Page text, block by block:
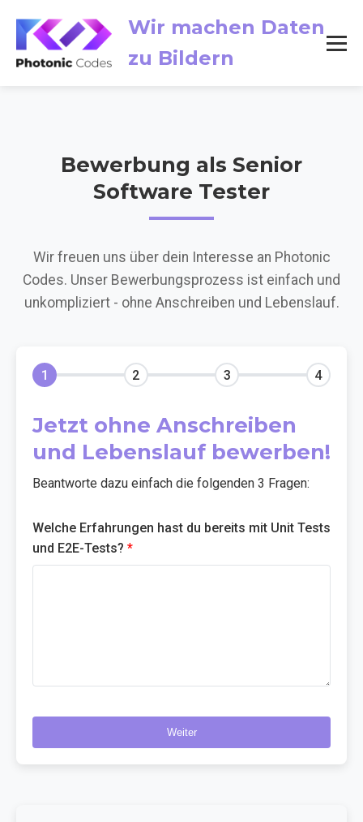
Wir machen Daten
zu Bildern
Bewerbung als Senior
Software Tester
Wir freuen uns über dein Interesse an Photonic
Codes. Unser Bewerbungsprozess ist einfach und
unkompliziert - ohne Anschreiben und Lebenslauf.
1 2 3 4
Jetzt ohne Anschreiben
und Lebenslauf bewerben!
Beantworte dazu einfach die folgenden 3 Fragen:
Welche Erfahrungen hast du bereits mit Unit Tests
und E2E-Tests?
Weiter